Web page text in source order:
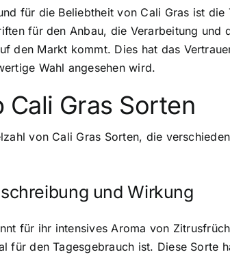
für die Beliebtheit von Cali Gras ist
für den Anbau, die Verarbeitung
den Markt kommt. Dies hat das
Wahl angesehen wird.
Cali Gras Sorten
von Cali Gras Sorten, die
und Wirkung
für ihr intensives Aroma von
für den Tagesgebrauch ist. Diese Sorte